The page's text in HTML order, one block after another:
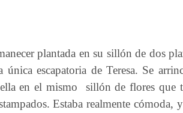
plantada en su sillón de dos
escapatoria de Teresa. Se
en el mismo
sillón de flores que
Estaba realmente